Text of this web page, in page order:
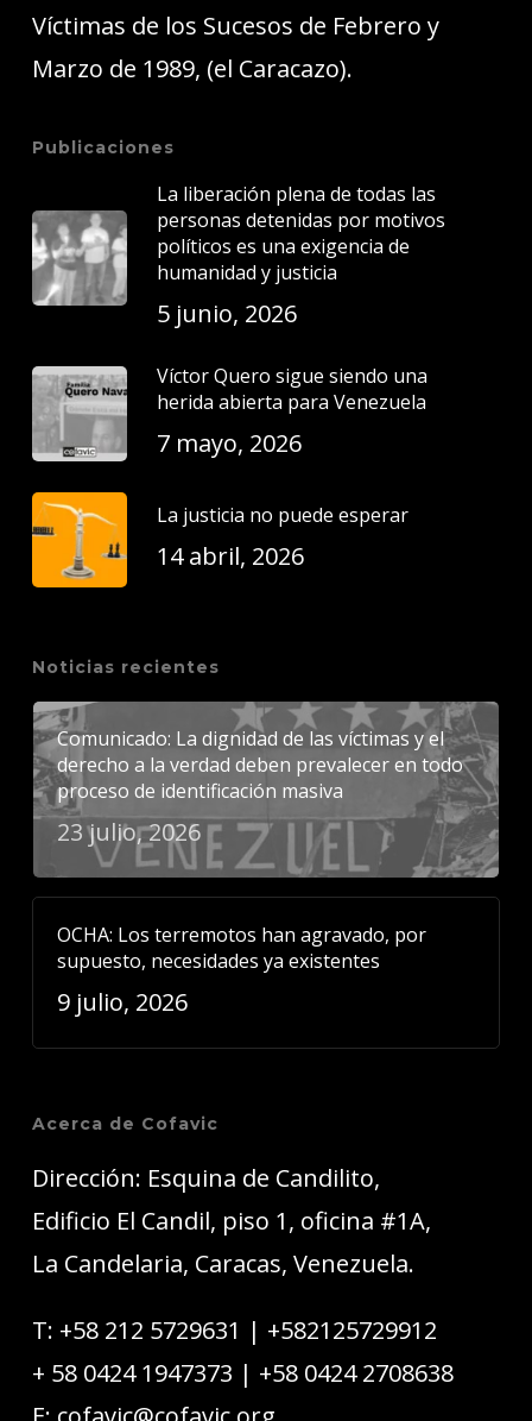
Víctimas de los Sucesos de Febrero y
Marzo de 1989, (el Caracazo).
Publicaciones
La liberación plena de todas las
personas detenidas por motivos
políticos es una exigencia de
humanidad y justicia
5 junio, 2026
Víctor Quero sigue siendo una
herida abierta para Venezuela
7 mayo, 2026
La justicia no puede esperar
14 abril, 2026
Noticias recientes
Comunicado: La dignidad de las víctimas y el
derecho a la verdad deben prevalecer en todo
proceso de identificación masiva
23 julio, 2026
OCHA: Los terremotos han agravado, por
supuesto, necesidades ya existentes
9 julio, 2026
Acerca de Cofavic
Dirección: Esquina de Candilito,
Edificio El Candil, piso 1, oficina #1A,
La Candelaria, Caracas, Venezuela.
T: +58 212 5729631 | +582125729912
+ 58 0424 1947373 | +58 0424 2708638